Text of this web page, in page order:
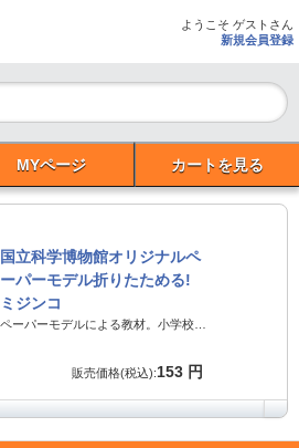
ようこそ ゲストさん
新規会員登録
MYページ カートを見る
国立科学博物館オリジナルペ
ーパーモデル折りたためる!
ミジンコ
販売価格(税込):153 円